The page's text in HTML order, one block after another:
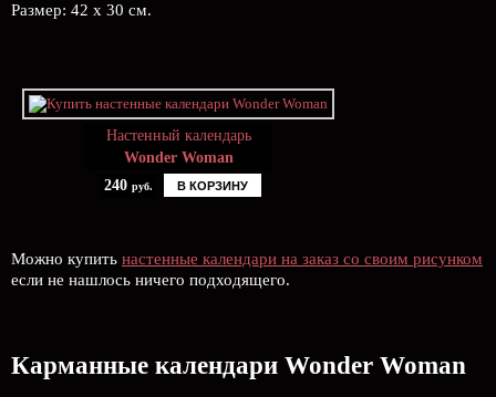
Размер: 42 х 30 см.
Настенный календарь
Wonder Woman
240 руб. В КОРЗИНУ
Можно купить настенные календари на заказ со своим рисунком
если не нашлось ничего подходящего.
Карманные календари Wonder Woman